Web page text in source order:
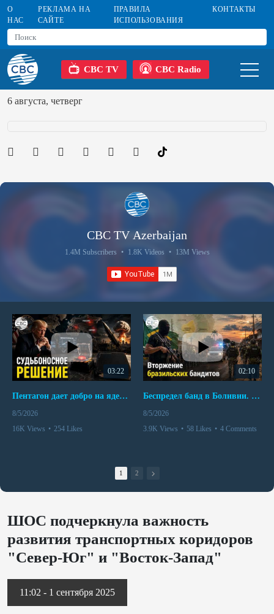
О
НАС
РЕКЛАМА НА
САЙТЕ
ПРАВИЛА
ИСПОЛЬЗОВАНИЯ
КОНТАКТЫ
CBC TV CBC Radio
6 августа, четверг
CBC TV Azerbaijan
1.4M Subscribers • 1.8K Videos • 13M Views
03:22
Пентагон дает добро на ядерный удар по противникам США
8/5/2026
16K Views • 254 Likes
02:10
Беспредел банд в Боливии. Расправы над наркоторговцами
8/5/2026
3.9K Views • 58 Likes • 4 Comments
1 2
ШОС подчеркнула важность
развития транспортных коридоров
"Север-Юг" и "Восток-Запад"
11:02 - 1 сентября 2025